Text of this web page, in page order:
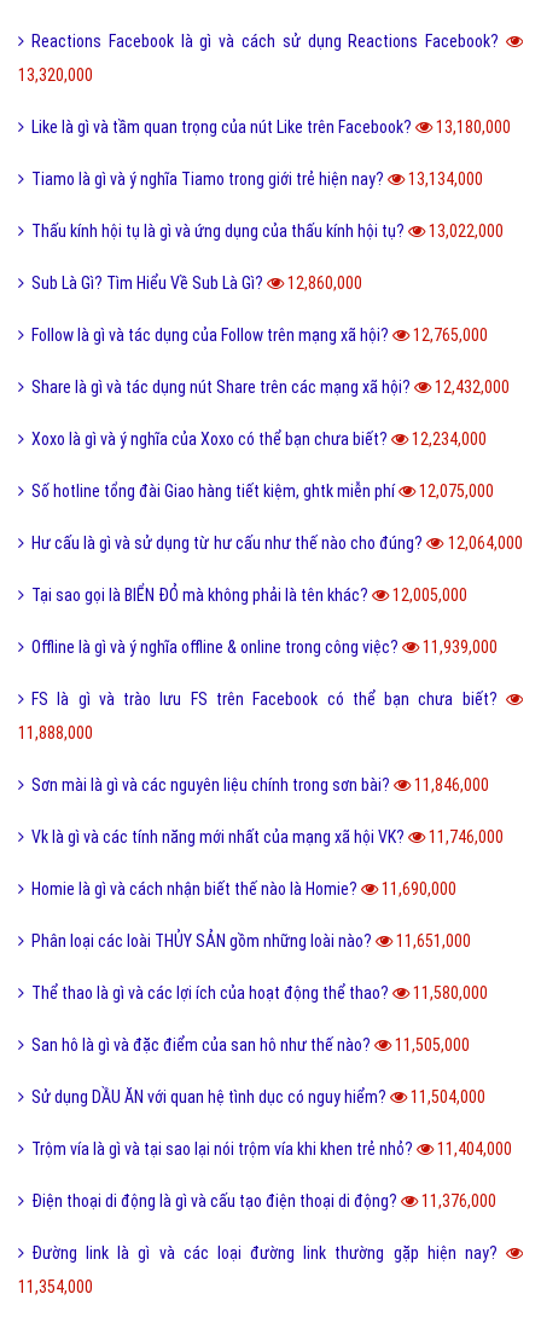
Reactions Facebook là gì và cách sử dụng Reactions Facebook?
13,320,000
Like là gì và tầm quan trọng của nút Like trên Facebook? 13,180,000
Tiamo là gì và ý nghĩa Tiamo trong giới trẻ hiện nay? 13,134,000
Thấu kính hội tụ là gì và ứng dụng của thấu kính hội tụ? 13,022,000
Sub Là Gì? Tìm Hiểu Về Sub Là Gì? 12,860,000
Follow là gì và tác dụng của Follow trên mạng xã hội? 12,765,000
Share là gì và tác dụng nút Share trên các mạng xã hội? 12,432,000
Xoxo là gì và ý nghĩa của Xoxo có thể bạn chưa biết? 12,234,000
Số hotline tổng đài Giao hàng tiết kiệm, ghtk miễn phí 12,075,000
Hư cấu là gì và sử dụng từ hư cấu như thế nào cho đúng? 12,064,000
Tại sao gọi là BIỂN ĐỎ mà không phải là tên khác? 12,005,000
Offline là gì và ý nghĩa offline & online trong công việc? 11,939,000
FS là gì và trào lưu FS trên Facebook có thể bạn chưa biết?
11,888,000
Sơn mài là gì và các nguyên liệu chính trong sơn bài? 11,846,000
Vk là gì và các tính năng mới nhất của mạng xã hội VK? 11,746,000
Homie là gì và cách nhận biết thế nào là Homie? 11,690,000
Phân loại các loài THỦY SẢN gồm những loài nào? 11,651,000
Thể thao là gì và các lợi ích của hoạt động thể thao? 11,580,000
San hô là gì và đặc điểm của san hô như thế nào? 11,505,000
Sử dụng DẦU ĂN với quan hệ tình dục có nguy hiểm? 11,504,000
Trộm vía là gì và tại sao lại nói trộm vía khi khen trẻ nhỏ? 11,404,000
Điện thoại di động là gì và cấu tạo điện thoại di động? 11,376,000
Đường link là gì và các loại đường link thường gặp hiện nay?
11,354,000